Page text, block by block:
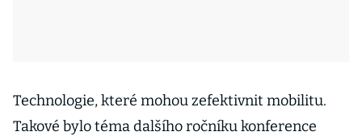
Technologie, které mohou zefektivnit mobilitu.
Takové bylo téma dalšího ročníku konference